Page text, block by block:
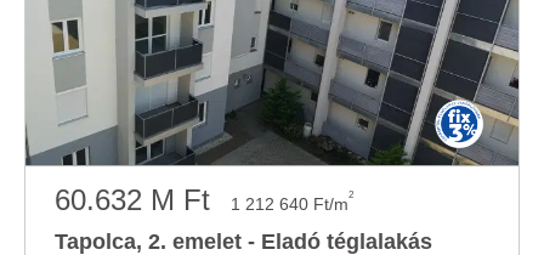
60.632 M Ft 1 212 640 Ft/m2
Tapolca, 2. emelet - Eladó téglalakás